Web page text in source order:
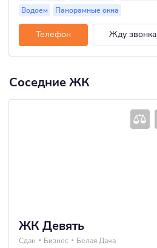
Водоем
Панорамные окна
Телефон Жду звонка
Соседние ЖК
ЖК Девять
Сдан Бизнес Белая Дача